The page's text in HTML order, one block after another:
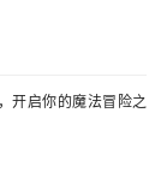
开启你的魔法冒险之